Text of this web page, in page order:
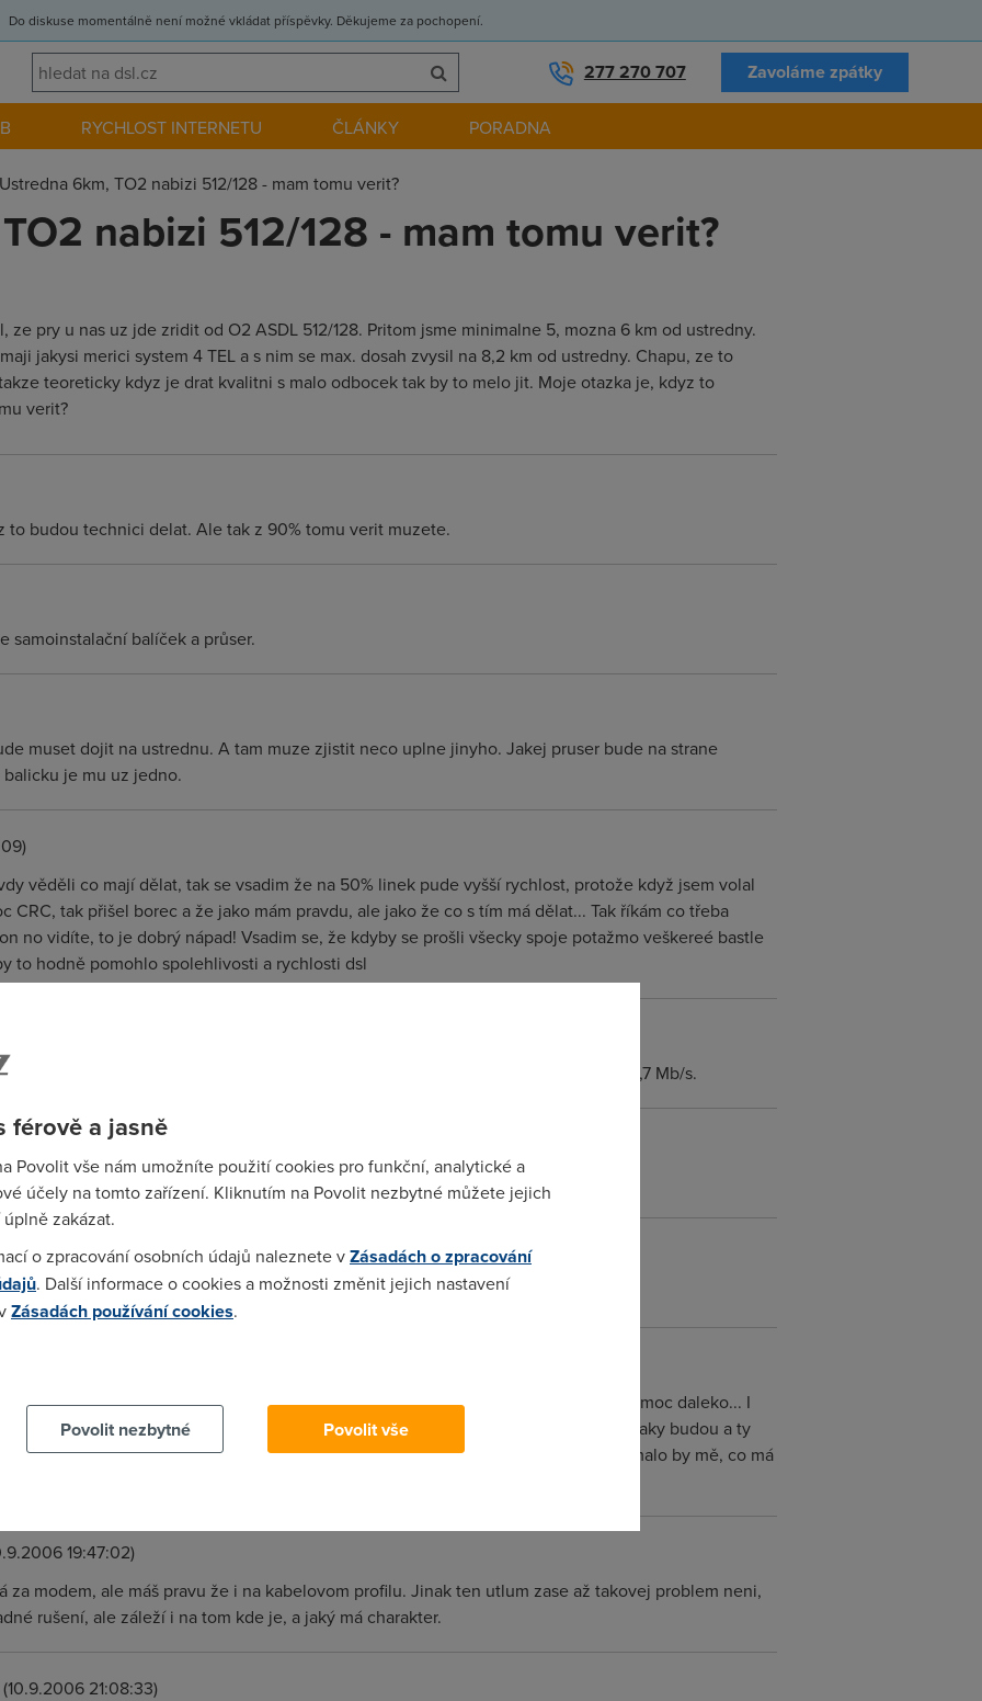
Do diskuse momentálně není možné vkládat příspěvky. Děkujeme za pochopení.
277 270 707 Zavoláme zpátky
RYCHLOST INTERNETU ČLÁNKY PORADNA
Ustredna 6km, TO2 nabizi 512/128 - mam tomu verit?
nabizi 512/128 - mam tomu verit?
pry u nas uz jde zridit od O2 ASDL 512/128. Pritom jsme minimalne 5, mozna 6 km od ustredny.
jakysi merici system 4 TEL a s nim se max. dosah zvysil na 8,2 km od ustredny. Chapu, ze to
teoreticky kdyz je drat kvalitni s malo odbocek tak by to melo jit. Moje otazka je, kdyz to
verit?
to budou technici delat. Ale tak z 90% tomu verit muzete.
samoinstalační balíček a průser.
muset dojit na ustrednu. A tam muze zjistit neco uplne jinyho. Jakej pruser bude na strane
je mu uz jedno.
věděli co mají dělat, tak se vsadim že na 50% linek pude vyšší rychlost, protože když jsem volal
CRC, tak přišel borec a že jako mám pravdu, ale jako že co s tím má dělat... Tak říkám co třeba
no vidíte, to je dobrý nápad! Vsadim se, že kdyby se prošli všecky spoje potažmo veškereé bastle
to hodně pomohlo spolehlivosti a rychlosti dsl
mam 3072/256.vse bezi v pohode stahaju tak 320kb/s.Pripojeni se jevi jako 2,6 - 2,7 Mb/s.
tak maximálně do 3-4km, ale už to bude tak nějak tip ťop. 5,7 km je už prostě moc daleko... I
kdoví jaký, nějakej útlum mít bude, nějaký souběhy (minimálně PCMky) tam asi taky budou a ty
nepřídají... Neřikám, že to není možný, ale že je to možný hoooodně těžko. Zajímalo by mě, co má
19:47:02)
za modem, ale máš pravu že i na kabelovom profilu. Jinak ten utlum zase až takovej problem neni,
rušení, ale záleží i na tom kde je, a jaký má charakter.
(10.9.2006 21:08:33)
férově a jasně
Povolit vše nám umožníte použití cookies pro funkční, analytické a
účely na tomto zařízení. Kliknutím na Povolit nezbytné můžete jejich
zakázat.
o zpracování osobních údajů naleznete vZásadách o zpracování
. Další informace o cookies a možnosti změnit jejich nastavení
Zásadách používání cookies.
Povolit nezbytné Povolit vše